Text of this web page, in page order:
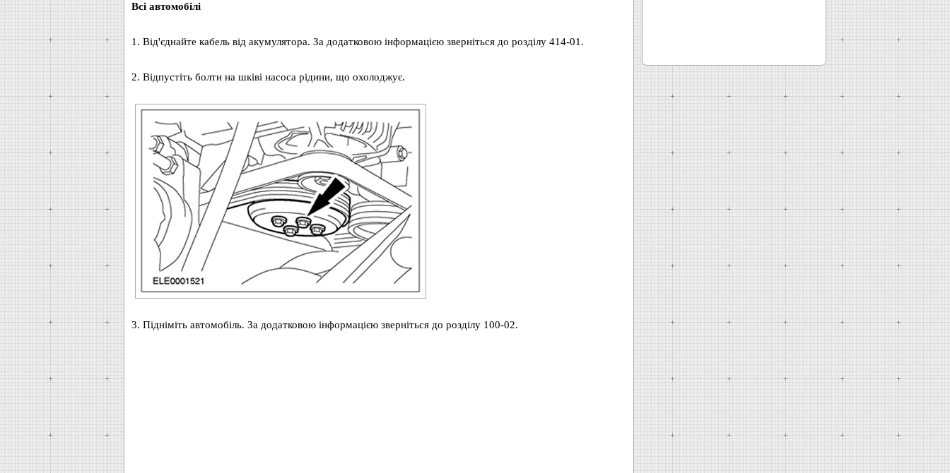
Всі автомобілі
1. Від'єднайте кабель від акумулятора. За додатковою інформацією зверніться до розділу 414-01.
2. Відпустіть болти на шківі насоса рідини, що охолоджує.
3. Підніміть автомобіль. За додатковою інформацією зверніться до розділу 100-02.